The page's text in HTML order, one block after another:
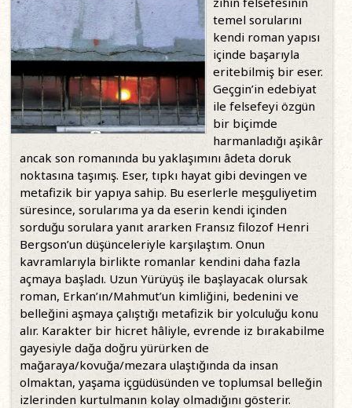
temel sorularını
kendi roman yapısı
içinde başarıyla
eritebilmiş bir eser.
Geçgin’in edebiyat
ile felsefeyi özgün
bir biçimde
harmanladığı aşikâr
ancak son romanında bu yaklaşımını âdeta doruk
noktasına taşımış. Eser, tıpkı hayat gibi devingen ve
metafizik bir yapıya sahip. Bu eserlerle meşguliyetim
süresince, sorularıma ya da eserin kendi içinden
sorduğu sorulara yanıt ararken Fransız filozof Henri
Bergson’un düşünceleriyle karşılaştım. Onun
kavramlarıyla birlikte romanlar kendini daha fazla
açmaya başladı. Uzun Yürüyüş ile başlayacak olursak
roman, Erkan’ın/Mahmut’un kimliğini, bedenini ve
belleğini aşmaya çalıştığı metafizik bir yolculuğu konu
alır. Karakter bir hicret hâliyle, evrende iz bırakabilme
gayesiyle dağa doğru yürürken de
mağaraya/kovuğa/mezara ulaştığında da insan
olmaktan, yaşama içgüdüsünden ve toplumsal belleğin
izlerinden kurtulmanın kolay olmadığını gösterir.